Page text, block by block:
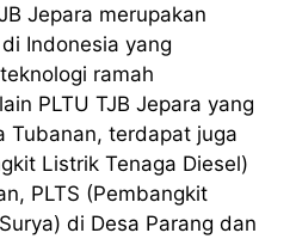
Jepara merupakan
Indonesia yang
ramah
PLTU TJB Jepara yang
Tubanan, terdapat juga
Listrik Tenaga Diesel)
PLTS (Pembangkit
di Desa Parang dan